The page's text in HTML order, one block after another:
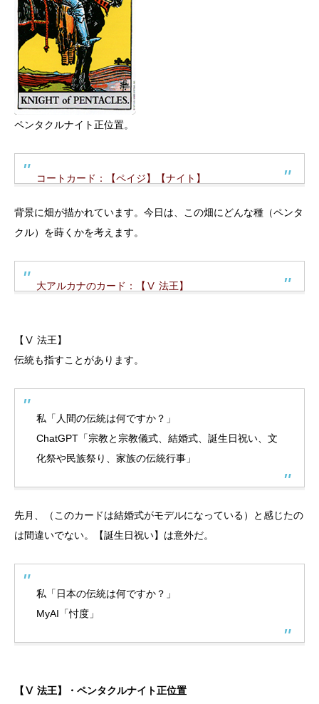
ペンタクルナイト正位置。
コートカード：【ペイジ】【ナイト】
背景に畑が描かれています。今日は、この畑にどんな種（ペンタ
クル）を蒔くかを考えます。
大アルカナのカード：【Ⅴ 法王】
【Ⅴ 法王】
伝統も指すことがあります。
私「人間の伝統は何ですか？」
ChatGPT「宗教と宗教儀式、結婚式、誕生日祝い、文
化祭や民族祭り、家族の伝統行事」
先月、（このカードは結婚式がモデルになっている）と感じたの
は間違いでない。【誕生日祝い】は意外だ。
私「日本の伝統は何ですか？」
MyAI「忖度」
【Ⅴ 法王】・ペンタクルナイト正位置